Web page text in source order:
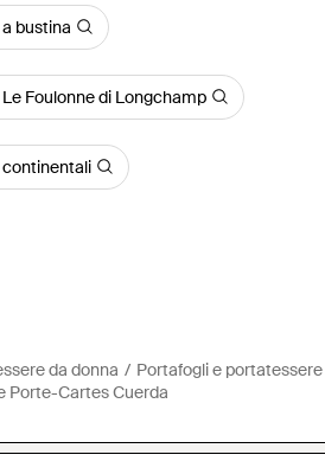
bustina
Foulonne di Longchamp
da donna
Portafogli e portatessere
Porte-Cartes Cuerda